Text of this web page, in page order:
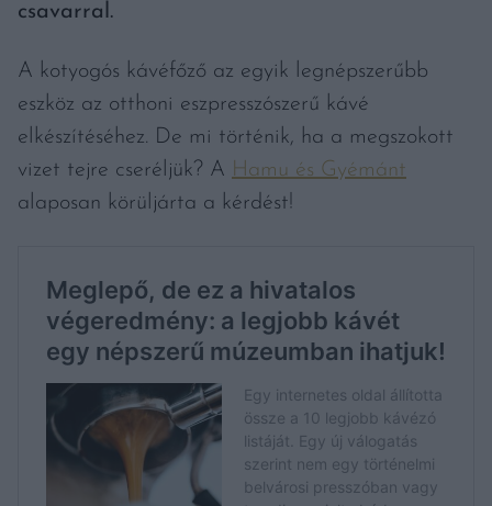
csavarral.
A kotyogós kávéfőző az egyik legnépszerűbb
eszköz az otthoni eszpresszószerű kávé
elkészítéséhez. De mi történik, ha a megszokott
vizet tejre cseréljük? A Hamu és Gyémánt
alaposan körüljárta a kérdést!